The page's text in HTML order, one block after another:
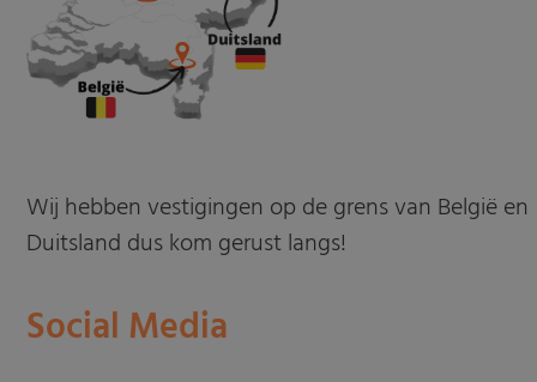
Wij hebben vestigingen op de grens van België en
Duitsland dus kom gerust langs!
Social Media